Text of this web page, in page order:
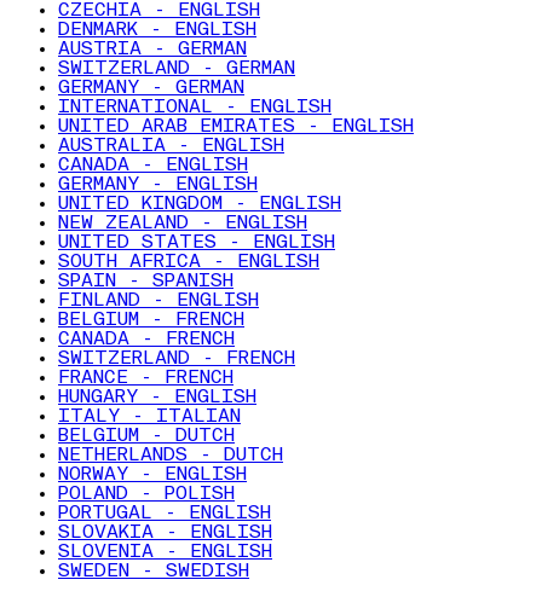
CZECHIA - ENGLISH
DENMARK - ENGLISH
AUSTRIA - GERMAN
SWITZERLAND - GERMAN
GERMANY - GERMAN
INTERNATIONAL - ENGLISH
UNITED ARAB EMIRATES - ENGLISH
AUSTRALIA - ENGLISH
CANADA - ENGLISH
GERMANY - ENGLISH
UNITED KINGDOM - ENGLISH
NEW ZEALAND - ENGLISH
UNITED STATES - ENGLISH
SOUTH AFRICA - ENGLISH
SPAIN - SPANISH
FINLAND - ENGLISH
BELGIUM - FRENCH
CANADA - FRENCH
SWITZERLAND - FRENCH
FRANCE - FRENCH
HUNGARY - ENGLISH
ITALY - ITALIAN
BELGIUM - DUTCH
NETHERLANDS - DUTCH
NORWAY - ENGLISH
POLAND - POLISH
PORTUGAL - ENGLISH
SLOVAKIA - ENGLISH
SLOVENIA - ENGLISH
SWEDEN - SWEDISH